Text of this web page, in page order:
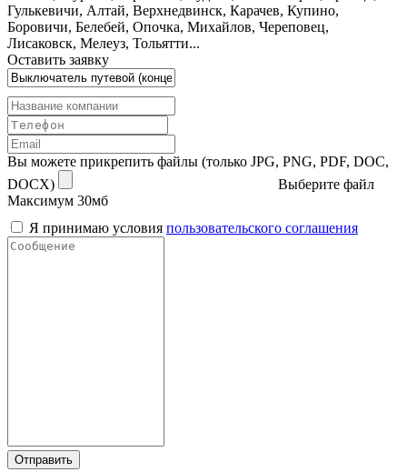
Гулькевичи, Алтай, Верхнедвинск, Карачев, Купино,
Боровичи, Белебей, Опочка, Михайлов, Череповец,
Лисаковск, Мелеуз, Тольятти...
Оставить заявку
Вы можете прикрепить файлы (только JPG, PNG, PDF, DOC,
DOCX)
Выберите файл
Максимум 30мб
Я принимаю условия пользовательского соглашения
Отправить